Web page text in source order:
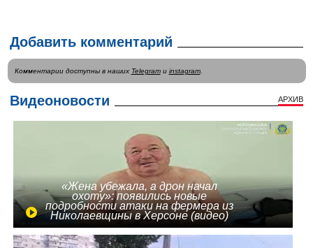
Добавить комментарий
Комментарии доступны в наших Telegramи instagram.
Видеоновости АРХИВ
«Жена убежала, а дрон начал
охоту»: появились новые
подробности атаки на фермера из
Николаевщины в Херсоне (видео)